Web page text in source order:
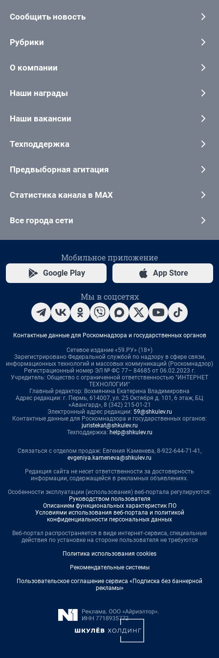
Сообщить новость
Рубрики
О компании
Наши награды
Наши вакансии
Техподдержка
Предвыборная агитация
Статистика канала в MAX
Все города сети
Мобильное приложение
Google Play App Store
Мы в соцсетях
Контактные данные для Роскомнадзора и государственных органов
Сетевое издание «59.РУ» (18+)
Зарегистрировано Федеральной службой по надзору в сфере связи,
информационных технологий и массовых коммуникаций (Роскомнадзор)
Регистрационный номер ЭЛ № ФС 77– 84685 от 06.02.2023 г.
Учредитель: Общество с ограниченной ответственностью "ИНТЕРНЕТ
ТЕХНОЛОГИИ"
Главный редактор: Вохмянина Екатерина Владимировна
Адрес редакции: г. Пермь, 614007, ул. 25 Октября д. 101, 6 этаж, БЦ
«Авангард», 8 (342) 215-01-21
Электронный адрес редакции: 59@shkulev.ru
Контактные данные для Роскомнадзора и государственных органов:
juristekat@shkulev.ru
Техподдержка: help@shkulev.ru
Связаться с отделом продаж: Евгения Каменева, 8-922-644-71-41,
evgeniya.kameneva@shkulev.ru
Редакция сайта не несет ответственности за достоверность
информации, содержащейся в рекламных объявлениях.
Особенности эксплуатации (использования) веб-портала регулируются:
Руководством пользователя
Описанием функциональных характеристик ПО
Условиями использования веб-портала и политикой
конфиденциальности персональных данных
Веб-портал распространяется в виде интернет-сервиса, специальные
действия по установке на стороне пользователя не требуются
Политика использования cookies
Рекомендательные системы
Пользовательское соглашение сервиса «Подписка без баннерной
рекламы»